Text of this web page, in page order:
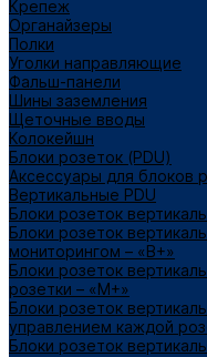
Крепеж
Органайзеры
Полки
Уголки направляющие
Фальш-панели
Шины заземления
Щеточные вводы
Колокейшн
Блоки розеток (PDU)
Аксессуары для блоков
Вертикальные PDU
Блоки розеток
Блоки розеток
мониторингом – «В+»
Блоки розеток
розетки – «М+»
Блоки розеток
управлением каждой
Блоки розеток